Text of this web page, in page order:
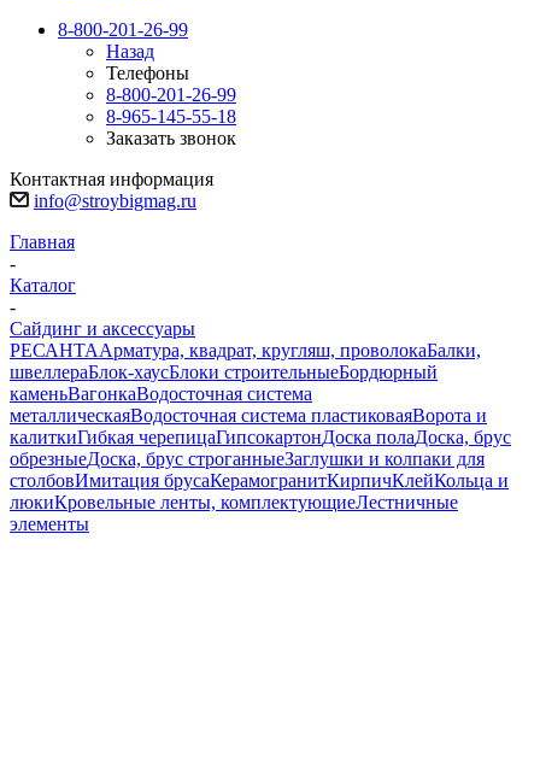
8-800-201-26-99
Назад
Телефоны
8-800-201-26-99
8-965-145-55-18
Заказать звонок
Контактная информация
info@stroybigmag.ru
Главная
-
Каталог
-
Сайдинг и аксессуары
РЕСАНТААрматура, квадрат, кругляш, проволокаБалки,
швеллераБлок-хаусБлоки строительныеБордюрный
каменьВагонкаВодосточная система
металлическаяВодосточная система пластиковаяВорота и
калиткиГибкая черепицаГипсокартонДоска полаДоска, брус
обрезныеДоска, брус строганныеЗаглушки и колпаки для
столбовИмитация брусаКерамогранитКирпичКлейКольца и
люкиКровельные ленты, комплектующиеЛестничные
элементы